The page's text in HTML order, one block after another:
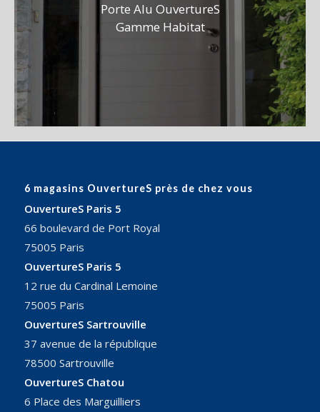
Porte Alu OuvertureS
Gamme Habitat
6 magasins OuvertureS près de chez vous
OuvertureS Paris 5
66 boulevard de Port Royal
75005 Paris
OuvertureS Paris 5
12 rue du Cardinal Lemoine
75005 Paris
OuvertureS Sartrouville
37 avenue de la république
78500 Sartrouville
OuvertureS Chatou
6 Place des Marguilliers